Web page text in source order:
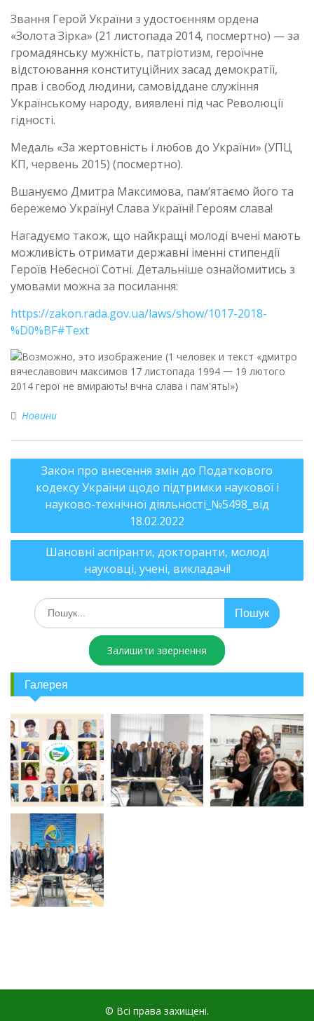
Звання Герой України з удостоєнням ордена
«Золота Зірка» (21 листопада 2014, посмертно) — за
громадянську мужність, патріотизм, героїчне
відстоювання конституційних засад демократії,
прав і свобод людини, самовіддане служіння
Українському народу, виявлені під час Революції
гідності.
Медаль «За жертовність і любов до України» (УПЦ
КП, червень 2015) (посмертно).
Вшануємо Дмитра Максимова, пам’ятаємо його та
бережемо Україну! Слава Україні! Героям слава!
Нагадуємо також, що найкращі молоді вчені мають
можливість отримати державні іменні стипендії
Героїв Небесної Сотні. Детальніше ознайомитись з
умовами можна за посилання:
https://zakon.rada.gov.ua/laws/show/1017-2018-
%D0%BF#Text
Новини
Закон про внесення змін до Податкового
кодексу України щодо підтримки наукової і
науково-технічної діяльності_№5498_від
18.02.2022
Шановні аспіранти, докторанти, молоді
науковці, учені, викладачі!
Залишити звернення
Галерея
© Всі права захищені.